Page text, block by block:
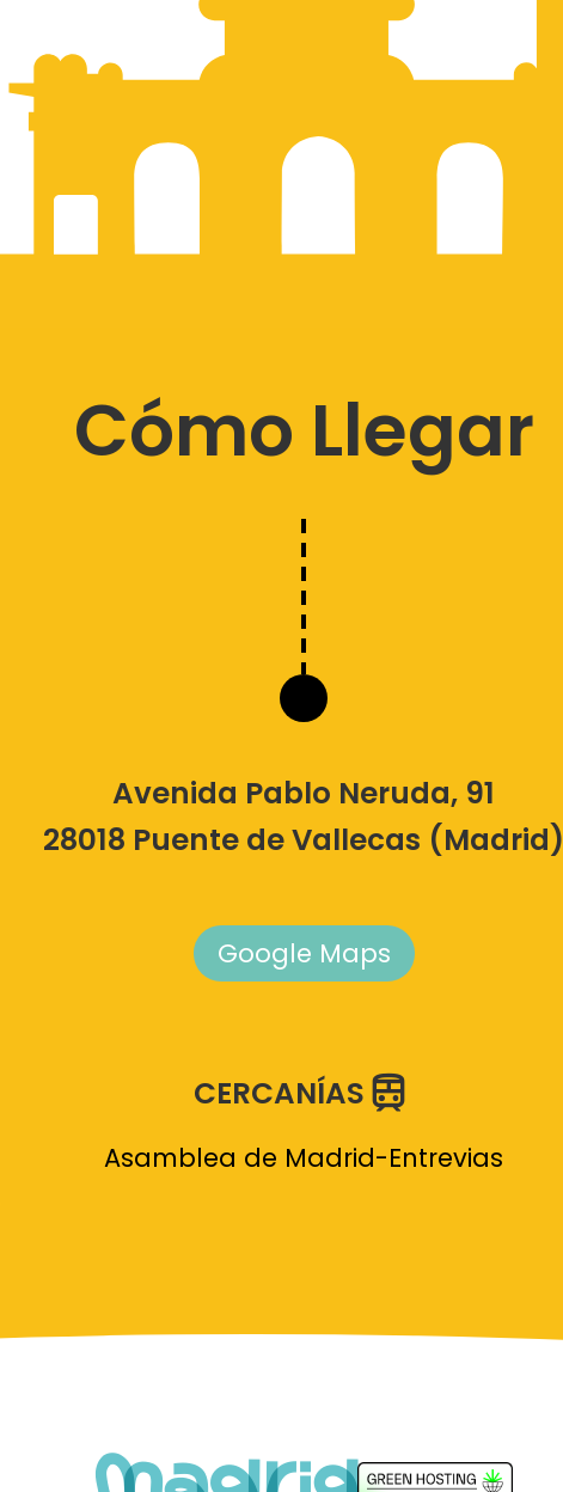
Cómo Llegar
Avenida Pablo Neruda, 91
28018 Puente de Vallecas (Madrid)
Google Maps
CERCANÍAS
Asamblea de Madrid-Entrevias